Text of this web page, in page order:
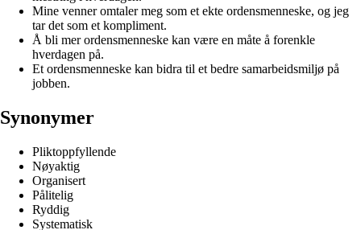
Mine venner omtaler meg som et ekte ordensmenneske, og jeg
tar det som et kompliment.
Å bli mer ordensmenneske kan være en måte å forenkle
hverdagen på.
Et ordensmenneske kan bidra til et bedre samarbeidsmiljø på
jobben.
Synonymer
Pliktoppfyllende
Nøyaktig
Organisert
Pålitelig
Ryddig
Systematisk